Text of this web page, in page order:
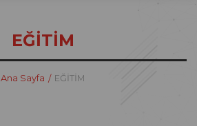
EĞİTİM
Ana Sayfa EĞİTİM